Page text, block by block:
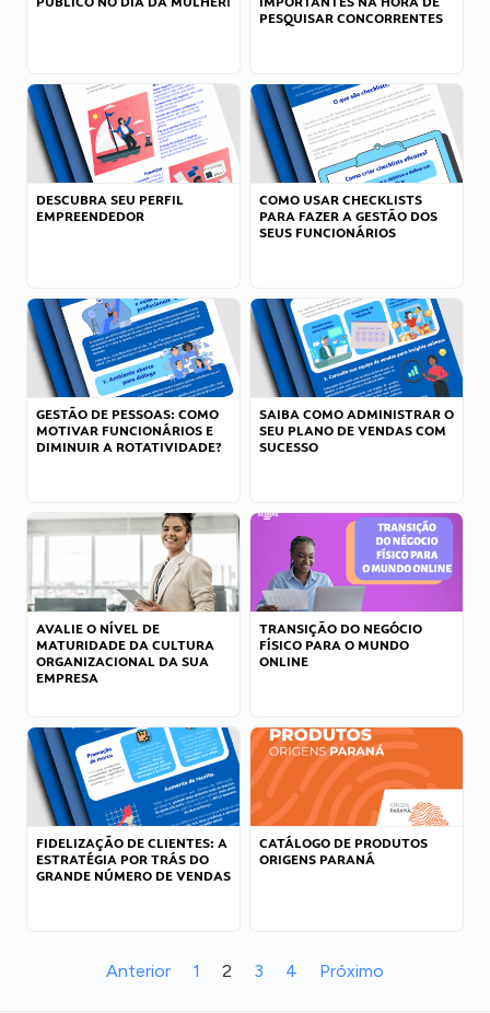
PESQUISAR CONCORRENTES
DESCUBRA SEU PERFIL
EMPREENDEDOR
COMO USAR CHECKLISTS
PARA FAZER A GESTÃO DOS
SEUS FUNCIONÁRIOS
GESTÃO DE PESSOAS: COMO
MOTIVAR FUNCIONÁRIOS E
DIMINUIR A ROTATIVIDADE?
SAIBA COMO ADMINISTRAR O
SEU PLANO DE VENDAS COM
SUCESSO
AVALIE O NÍVEL DE
MATURIDADE DA CULTURA
ORGANIZACIONAL DA SUA
EMPRESA
TRANSIÇÃO DO NEGÓCIO
FÍSICO PARA O MUNDO
ONLINE
FIDELIZAÇÃO DE CLIENTES: A
ESTRATÉGIA POR TRÁS DO
GRANDE NÚMERO DE VENDAS
CATÁLOGO DE PRODUTOS
ORIGENS PARANÁ
Anterior 1 2 3 4 Próximo